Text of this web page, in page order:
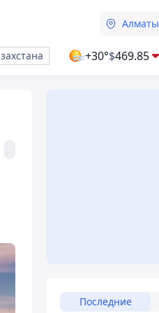
Алматы
+30°$469.85
Последние